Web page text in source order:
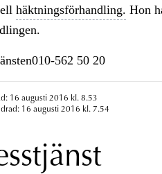
häktningsförhandling. Hon
562 50 20
16 augusti 2016 kl. 8.53
16 augusti 2016 kl. 7.54